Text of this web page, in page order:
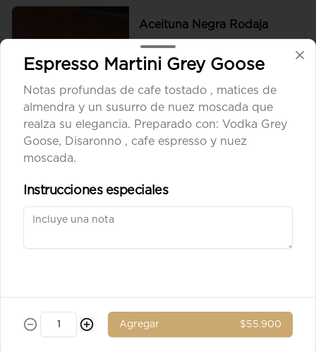
Aceituna Negra Rodaja
$8.900
Espresso Martini Grey Goose
Notas profundas de cafe tostado , matices de
almendra y un susurro de nuez moscada que
realza su elegancia. Preparado con: Vodka Grey
Goose, Disaronno , cafe espresso y nuez
moscada.
Instrucciones especiales
Agregar $55.900